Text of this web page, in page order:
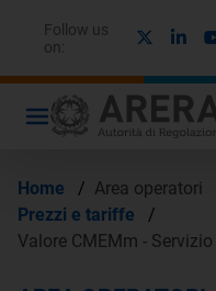
Follow us
on:
Home / Area operatori
Prezzi e tariffe
/
Valore CMEMm -